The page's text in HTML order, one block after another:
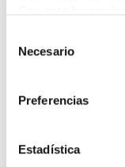
la web aparece
Si se desea ver
privado y
no habiendo
identifican de
Necesario
Preferencias
Estadística
TORRÓ DE